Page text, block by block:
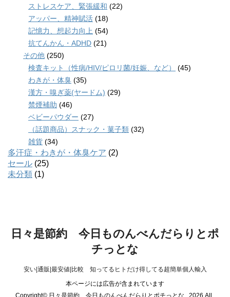
ストレスケア、緊張緩和 (22)
アッパー、精神賦活 (18)
記憶力、想起力向上 (54)
抗てんかん・ADHD (21)
その他 (250)
検査キット（性病/HIV/ピロリ菌/妊娠、など）
(45)
わきが・体臭 (35)
漢方・嗅ぎ薬(ヤードム) (29)
禁煙補助 (46)
ベビーパウダー (27)
（話題商品）スナック・菓子類 (32)
雑貨 (34)
多汗症・わきが・体臭ケア (2)
セール (25)
未分類 (1)
日々是節約 今日ものんべんだらりとポ
チっとな
安い|通販|最安値|比較 知ってるヒトだけ得してる超簡単個人輸入
本ページには広告が含まれています
Copyright© 日々是節約 今日ものんべんだらりとポチっとな , 2026 All